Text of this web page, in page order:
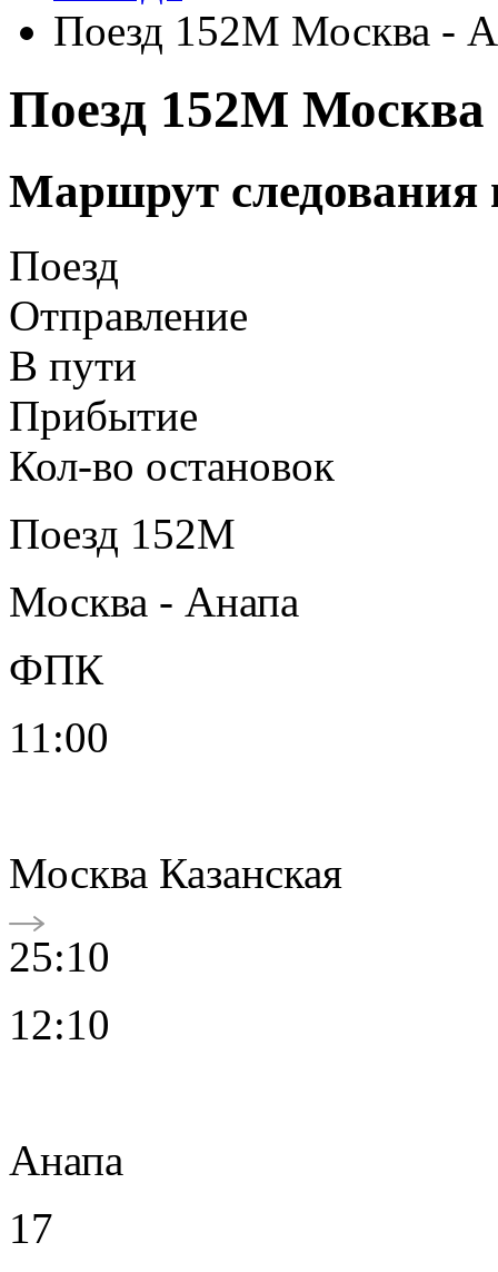
Поезд 152М Москва -
Поезд 152М
Маршрут следования
Поезд
Отправление
В пути
Прибытие
Кол-во остановок
Поезд 152М
Москва - Анапа
ФПК
11:00
Москва Казанская
25:10
12:10
Анапа
17